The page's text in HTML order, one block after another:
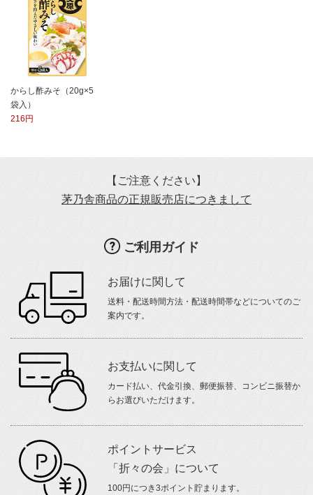
からし酢みそ（20g×5
袋入）
216円
【ご注意ください】
茅乃舎商品の正規販売店につきまして
ご利用ガイド
お届けに関して
送料・配送時間方法・配送時間帯などについてのご
案内です。
お支払いに関して
カード払い、代金引換、郵便振替、コンビニ振替か
らお選びいただけます。
ポイントサービス
「折々の会」について
100円につき3ポイント貯まります。